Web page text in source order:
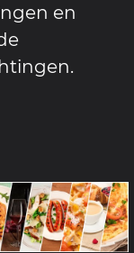
en